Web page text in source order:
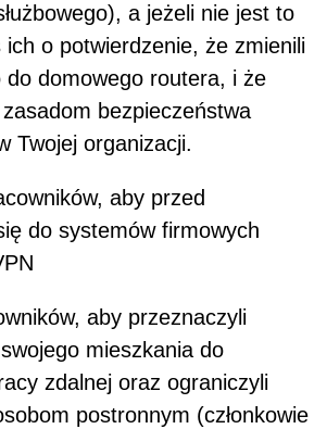
a jeżeli nie jest to
ich o potwierdzenie, że zmienili
do domowego routera, i że
bezpieczeństwa
Twojej organizacji.
aby przed
do systemów firmowych
aby przeznaczyli
mieszkania do
zdalnej oraz ograniczyli
postronnym (członkowie